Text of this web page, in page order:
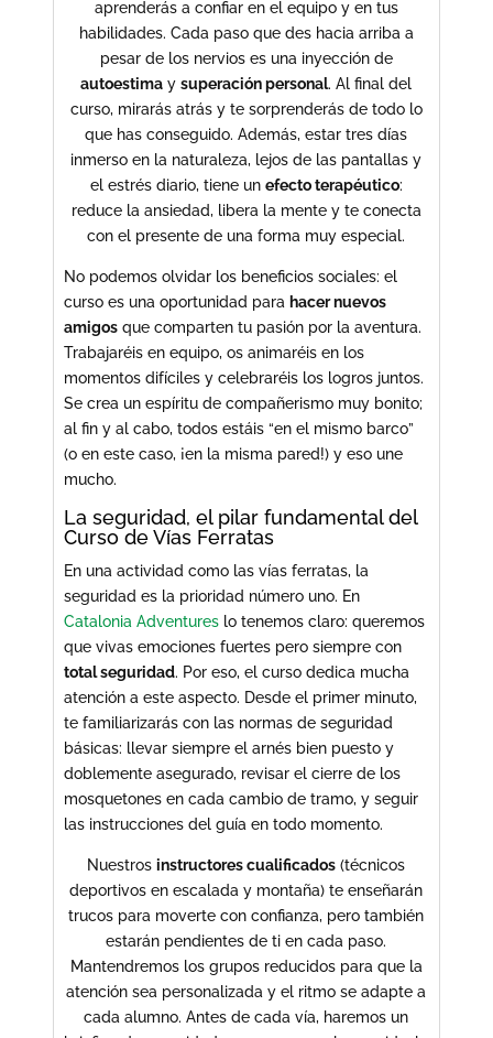
aprenderás a confiar en el equipo y en tus
habilidades. Cada paso que des hacia arriba a
pesar de los nervios es una inyección de
autoestima ysuperación personal. Al final del
curso, mirarás atrás y te sorprenderás de todo lo
que has conseguido. Además, estar tres días
inmerso en la naturaleza, lejos de las pantallas y
el estrés diario, tiene un efecto terapéutico:
reduce la ansiedad, libera la mente y te conecta
con el presente de una forma muy especial.
No podemos olvidar los beneficios sociales: el
curso es una oportunidad parahacer nuevos
amigos que comparten tu pasión por la aventura.
Trabajaréis en equipo, os animaréis en los
momentos difíciles y celebraréis los logros juntos.
Se crea un espíritu de compañerismo muy bonito;
al fin y al cabo, todos estáis “en el mismo barco”
(o en este caso, ¡en la misma pared!) y eso une
mucho.
La seguridad, el pilar fundamental del
Curso de Vías Ferratas
En una actividad como las vías ferratas, la
seguridad es la prioridad número uno. En
Catalonia Adventures lo tenemos claro: queremos
que vivas emociones fuertes pero siempre con
total seguridad. Por eso, el curso dedica mucha
atención a este aspecto. Desde el primer minuto,
te familiarizarás con las normas de seguridad
básicas: llevar siempre el arnés bien puesto y
doblemente asegurado, revisar el cierre de los
mosquetones en cada cambio de tramo, y seguir
las instrucciones del guía en todo momento.
Nuestrosinstructores cualificados (técnicos
deportivos en escalada y montaña) te enseñarán
trucos para moverte con confianza, pero también
estarán pendientes de ti en cada paso.
Mantendremos los grupos reducidos para que la
atención sea personalizada y el ritmo se adapte a
cada alumno. Antes de cada vía, haremos un